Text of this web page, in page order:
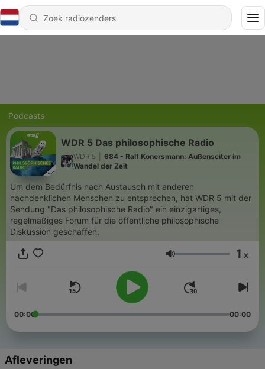
Podcasts
WDR 5 Das philosophische Radio
WDR 5
684 - Ralf Konersmann: Außenseiter im
Wandel der Zeit
Um dem Bedürfnis nach Austausch mit anderen
nachdenklichen Menschen zu entsprechen, hat WDR 5 mit der
Sendung "Das philosophische Radio" ein einzigartiges,
regelmäßiges Forum für die öffentliche philosophische
Diskussion geschaffen.
Volume 1 x
00:00 00:00
Afleveringen